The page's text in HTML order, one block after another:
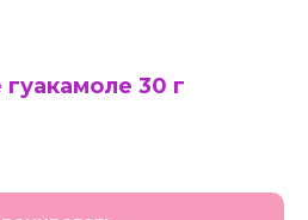
гуакамоле 30 г